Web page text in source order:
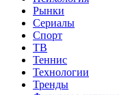
Рынки
Сериалы
Спорт
ТВ
Теннис
Технологии
Тренды